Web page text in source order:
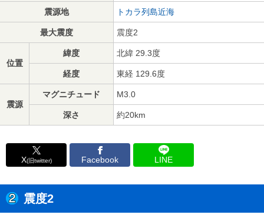
震源地 トカラ列島近海
最大震度 震度2
位置
緯度 北緯 29.3度
経度 東経 129.6度
震源
マグニチュード M3.0
深さ 約20km
X(旧twitter) Facebook LINE
震度2